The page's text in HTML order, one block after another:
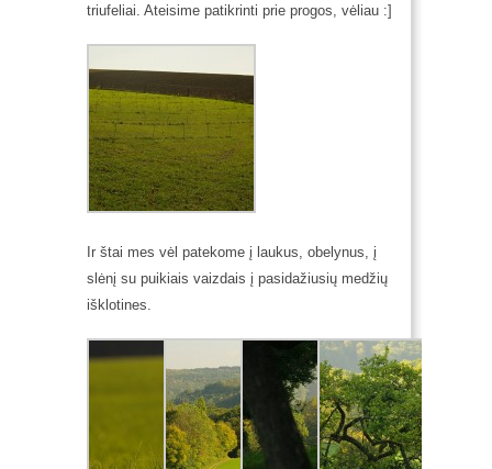
triufeliai. Ateisime patikrinti prie progos, vėliau :]
Ir štai mes vėl patekome į laukus, obelynus, į
slėnį su puikiais vaizdais į pasidažiusių medžių
išklotines.